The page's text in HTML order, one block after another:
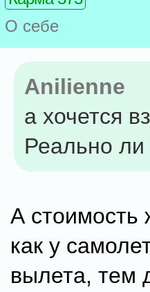
О себе
Anilienne
а хочется
Реально ли
А стоимость
как у
вылета, тем